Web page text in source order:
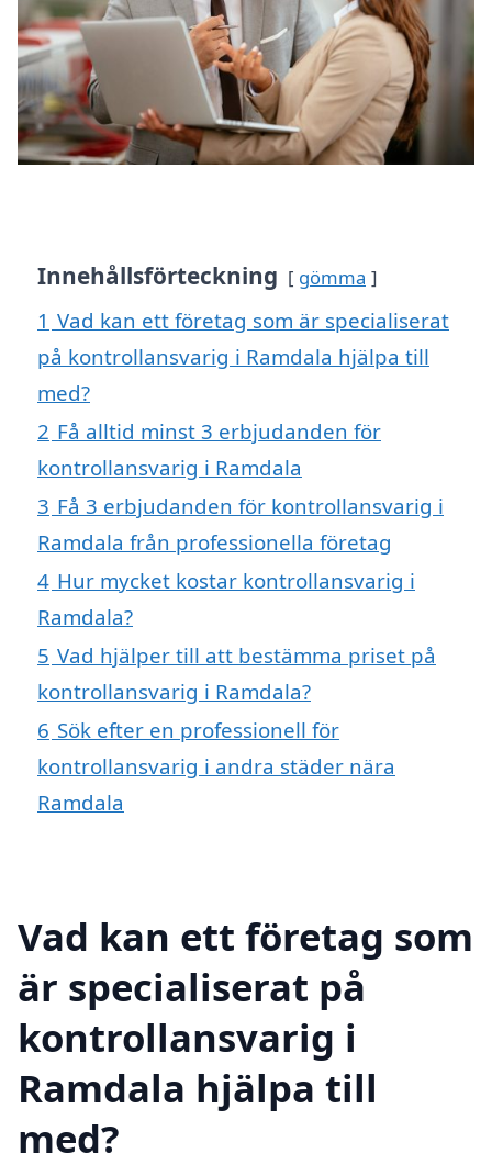
Innehållsförteckning gömma
1 Vad kan ett företag som är specialiserat
på kontrollansvarig i Ramdala hjälpa till
med?
2 Få alltid minst 3 erbjudanden för
kontrollansvarig i Ramdala
3 Få 3 erbjudanden för kontrollansvarig i
Ramdala från professionella företag
4 Hur mycket kostar kontrollansvarig i
Ramdala?
5 Vad hjälper till att bestämma priset på
kontrollansvarig i Ramdala?
6 Sök efter en professionell för
kontrollansvarig i andra städer nära
Ramdala
Vad kan ett företag som
är specialiserat på
kontrollansvarig i
Ramdala hjälpa till
med?